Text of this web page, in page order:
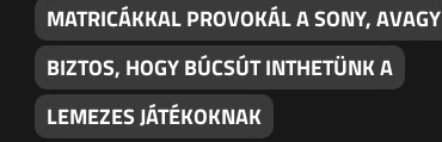
MATRICÁKKAL PROVOKÁL A SONY, AVAGY
BIZTOS, HOGY BÚCSÚT INTHETÜNK A
LEMEZES JÁTÉKOKNAK